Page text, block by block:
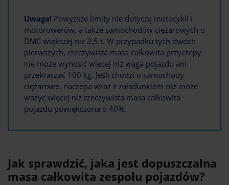
Uwaga! Powyższe limity nie dotyczą motocykli i
motorowerów, a także samochodów ciężarowych o
DMC większej niż 3,5 t. W przypadku tych dwóch
pierwszych, rzeczywista masa całkowita przyczepy
nie może wynosić więcej niż waga pojazdu ani
przekraczać 100 kg. Jeśli chodzi o samochody
ciężarowe, naczepa wraz z załadunkiem nie może
ważyć więcej niż rzeczywista masa całkowita
pojazdu powiększona o 40%.
Jak sprawdzić, jaka jest dopuszczalna
masa całkowita zespołu pojazdów?